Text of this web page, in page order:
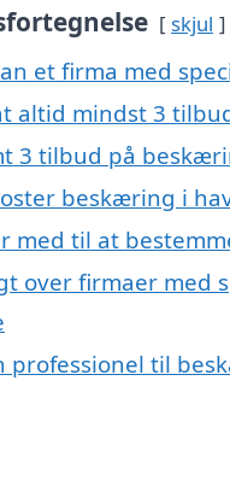
skjul
et firma med
altid mindst 3
3 tilbud på
beskæring i
med til at
over firmaer med
professionel til